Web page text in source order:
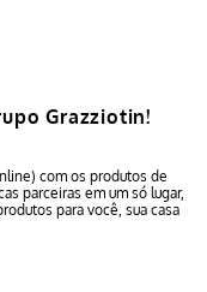
Grazziotin!
com os produtos de
parceiras em um só lugar,
para você, sua casa